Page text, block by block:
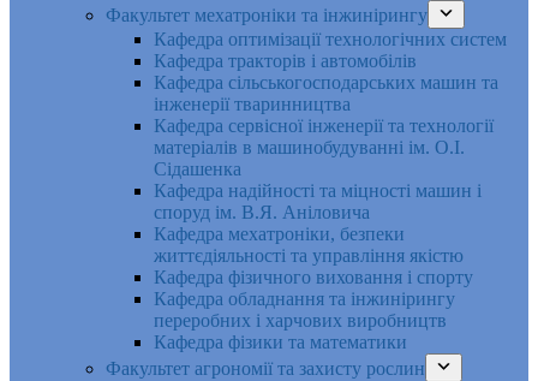
Факультет мехатроніки та інжинірингу
Кафедра оптимізації технологічних систем
Кафедра тракторів і автомобілів
Кафедра сільськогосподарських машин та
інженерії тваринництва
Кафедра cервісної інженерії та технології
матеріалів в машинобудуванні ім. О.І.
Сідашенка
Кафедра надійності та міцності машин і
споруд ім. В.Я. Аніловича
Кафедра мехатроніки, безпеки
життєдіяльності та управління якістю
Кафедра фізичного виховання і спорту
Кафедра обладнання та інжинірингу
переробних і харчових виробництв
Кафедра фізики та математики
Факультет агрономії та захисту рослин